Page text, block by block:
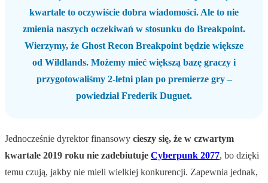
kwartale to oczywiście dobra wiadomości. Ale to nie
zmienia naszych oczekiwań w stosunku do Breakpoint.
Wierzymy, że Ghost Recon Breakpoint będzie większe
od Wildlands. Możemy mieć większą bazę graczy i
przygotowaliśmy 2-letni plan po premierze gry –
powiedział Frederik Duguet.
Jednocześnie dyrektor finansowy cieszy się, że w czwartym
kwartale 2019 roku nie zadebiutuje Cyberpunk 2077, bo dzięki
temu czują, jakby nie mieli wielkiej konkurencji. Zapewnia jednak,